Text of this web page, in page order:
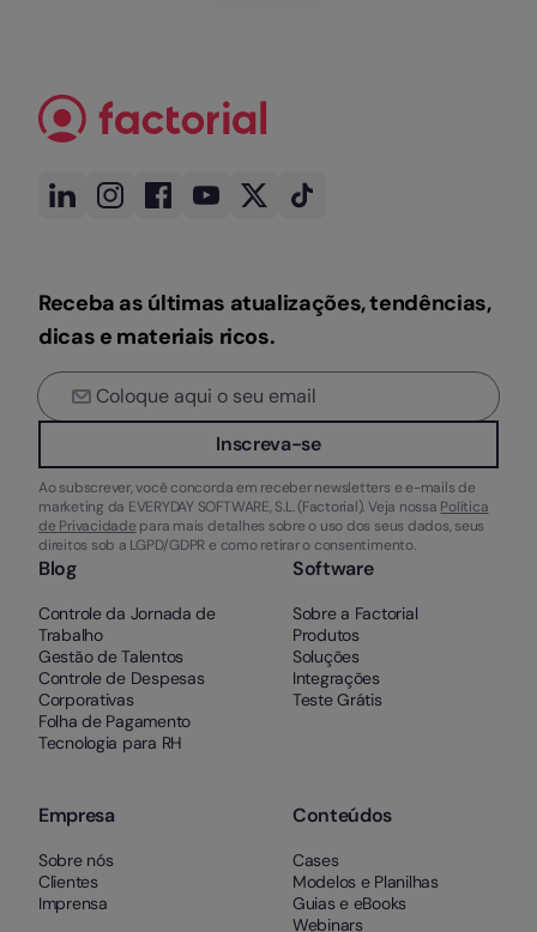
Receba as últimas atualizações, tendências,
dicas e materiais ricos.
Inscreva-se
Ao subscrever, você concorda em receber newsletters e e-mails de
marketing da EVERYDAY SOFTWARE, S.L. (Factorial). Veja nossa Política
de Privacidade para mais detalhes sobre o uso dos seus dados, seus
direitos sob a LGPD/GDPR e como retirar o consentimento.
Blog
Controle da Jornada de
Trabalho
Gestão de Talentos
Controle de Despesas
Corporativas
Folha de Pagamento
Tecnologia para RH
Software
Sobre a Factorial
Produtos
Soluções
Integrações
Teste Grátis
Empresa
Sobre nós
Clientes
Imprensa
Conteúdos
Cases
Modelos e Planilhas
Guias e eBooks
Webinars